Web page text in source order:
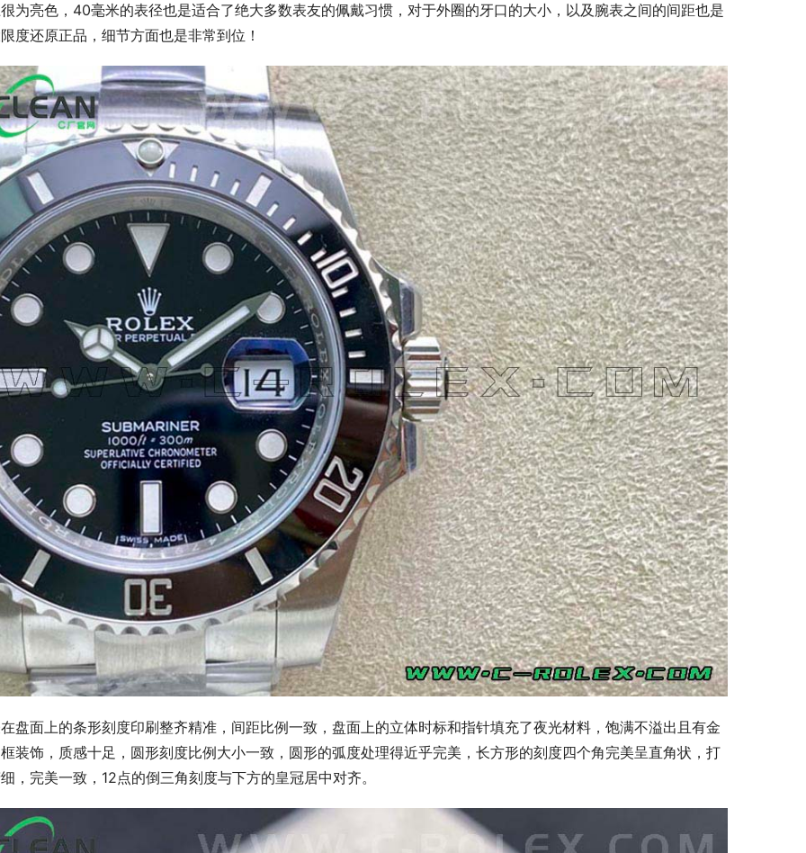
为亮色，40毫米的表径也是适合了绝大多数表友的佩戴习惯，对于外圈的牙口的大小，以及腕表之间的间距也是
度还原正品，细节方面也是非常到位！
盘面上的条形刻度印刷整齐精准，间距比例一致，盘面上的立体时标和指针填充了夜光材料，饱满不溢出且有金
装饰，质感十足，圆形刻度比例大小一致，圆形的弧度处理得近乎完美，长方形的刻度四个角完美呈直角状，打
，完美一致，12点的倒三角刻度与下方的皇冠居中对齐。